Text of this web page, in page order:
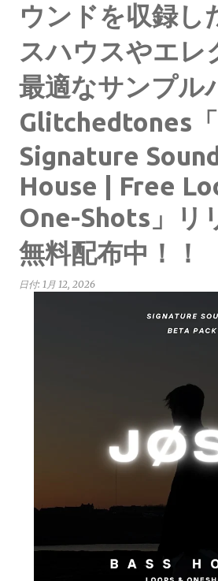
ウンドを収録し
スハウスやエレ
最適なサンプル
Glitchedtones
Signature
House | Free
One-Shots」リ
無料配布中！！
日付: 1月 12, 2026